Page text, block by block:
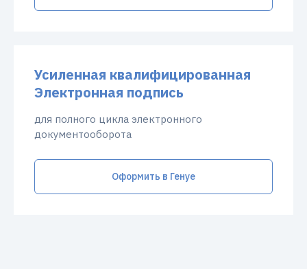
Усиленная квалифицированная
Электронная подпись
для полного цикла электронного
документооборота
Оформить в Генуе